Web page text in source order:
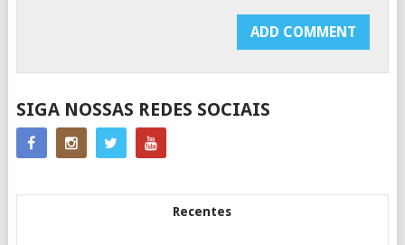
SIGA NOSSAS REDES SOCIAIS
Recentes